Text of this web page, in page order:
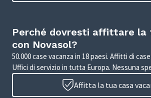
Perché dovresti affittare la
con Novasol?
50.000 case vacanza in 18 paesi. Affitti di
Uffici di servizio in tutta Europa. Nessuna
Affitta la tua casa